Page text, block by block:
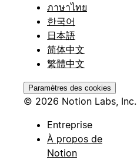
ภาษาไทย
한국어
日本語
简体中文
繁體中文
Paramètres des cookies
© 2026 Notion Labs, Inc.
Entreprise
À propos de
Notion